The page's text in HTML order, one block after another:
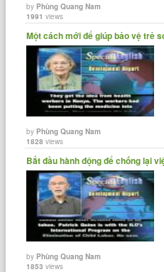
byPhùng Quang Nam
1991 views
Một cách mới để giúp bảo vệ trẻ
byPhùng Quang Nam
1828 views
Bắt đầu hành động để chống lại
byPhùng Quang Nam
1853 views